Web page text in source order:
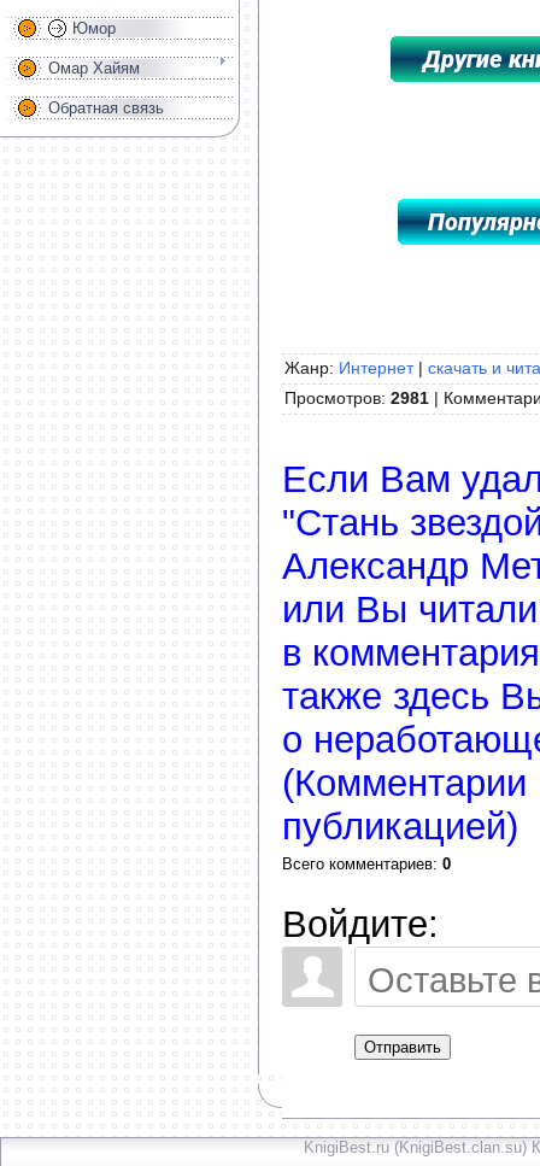
Юмор
Омар Хайям
Обратная связь
Жанр: Интернет| скачать и
Просмотров: 2981 |
Если Вам
"Стань
Александр
или Вы
в
также здесь
о
(Комментарии
публикацией)
Всего комментариев: 0
Войдите:
Отправить
KnigiBest.ru (KnigiBest.clan.su)